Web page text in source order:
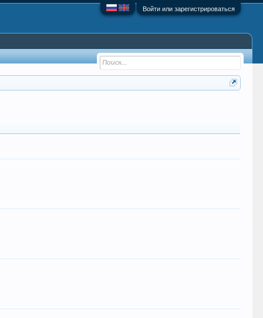
Войти или зарегистрироваться